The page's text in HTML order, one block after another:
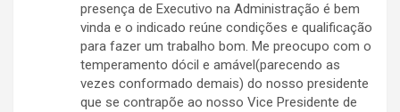
presença de Executivo na Administração é bem
vinda e o indicado reúne condições e qualificação
para fazer um trabalho bom. Me preocupo com o
temperamento dócil e amável(parecendo as
vezes conformado demais) do nosso presidente
que se contrapõe ao nosso Vice Presidente de